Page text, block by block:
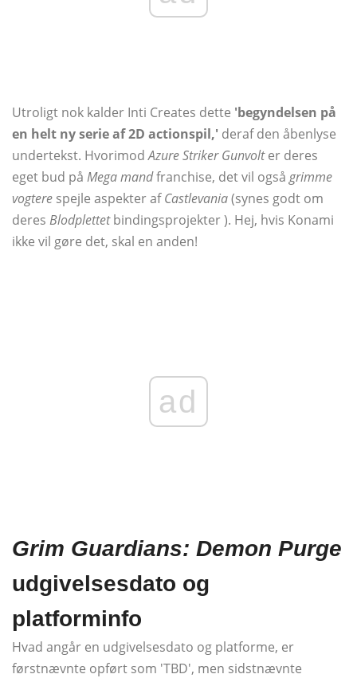
Utroligt nok kalder Inti Creates dette 'begyndelsen på
en helt ny serie af 2D actionspil,' deraf den åbenlyse
undertekst. HvorimodAzure Striker Gunvolter deres
eget bud på Mega mandfranchise, det vil også grimme
vogtere spejle aspekter afCastlevania(synes godt om
deres Blodplettetbindingsprojekter ). Hej, hvis Konami
ikke vil gøre det, skal en anden!
ad
Grim Guardians: Demon Purge
udgivelsesdato og
platforminfo
Hvad angår en udgivelsesdato og platforme, er
førstnævnte opført som 'TBD', men sidstnævnte